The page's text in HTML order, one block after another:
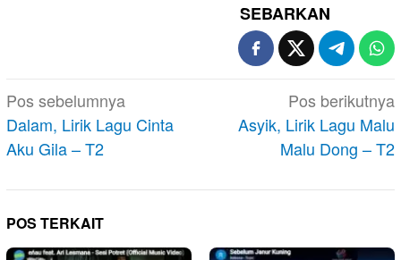
SEBARKAN
Navigasi
pos
Pos sebelumnya
Dalam, Lirik Lagu Cinta
Aku Gila – T2
Pos berikutnya
Asyik, Lirik Lagu Malu
Malu Dong – T2
POS TERKAIT